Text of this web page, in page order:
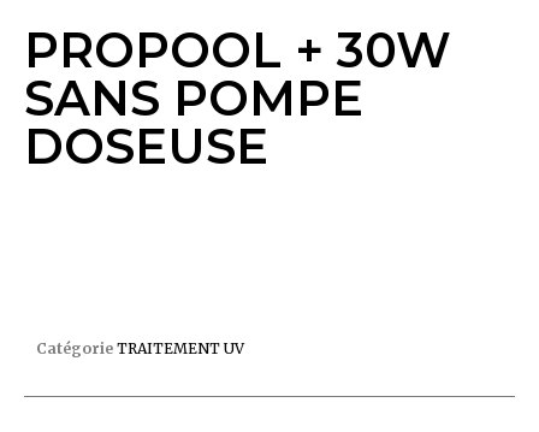
PROPOOL + 30W
SANS POMPE
DOSEUSE
Catégorie TRAITEMENT UV